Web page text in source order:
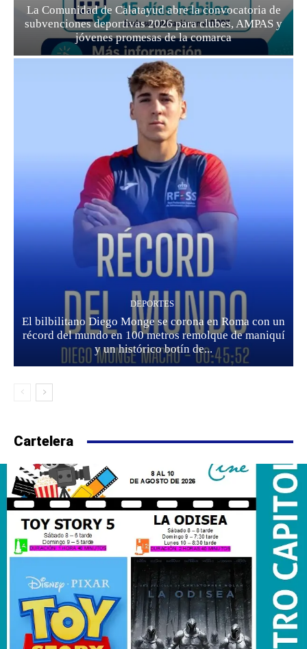
La Comunidad de Calatayud abre la convocatoria de
subvenciones deportivas 2026 para clubes, AMPAS y
jóvenes promesas de la comarca
DEPORTES
El bilbilitano Diego Monge se corona en Roma con un
récord del mundo en 100 metros remolque de maniquí
y un histórico botín de...
Cartelera